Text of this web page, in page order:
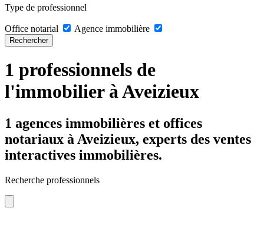
Type de professionnel
Office notarial Agence immobilière
Rechercher
1 professionnels de
l'immobilier à Aveizieux
1 agences immobilières et offices
notariaux à Aveizieux, experts des ventes
interactives immobilières.
Recherche professionnels